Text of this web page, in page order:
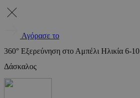
Αγόρασε το
360° Εξερεύνηση στο Αμπέλι Ηλικία 6-10
Δάσκαλος